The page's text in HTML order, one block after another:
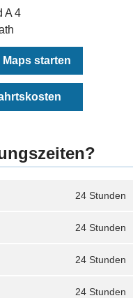
A 4
starten
24 Stunden
24 Stunden
24 Stunden
24 Stunden